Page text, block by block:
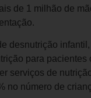
de 1 milhão de
desnutrição
para pacientes
serviços de
no número de